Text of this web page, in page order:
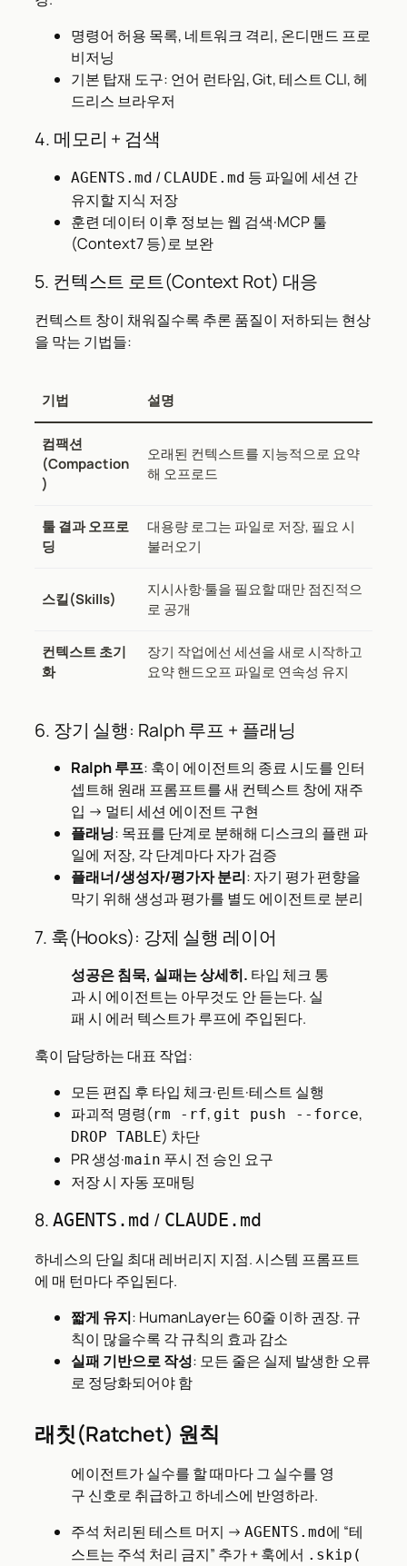
명령어 허용 목록, 네트워크 격리, 온디맨드 프로
비저닝
기본 탑재 도구: 언어 런타임, Git, 테스트 CLI, 헤
드리스 브라우저
4. 메모리 + 검색
AGENTS.md / CLAUDE.md 등 파일에 세션 간
유지할 지식 저장
훈련 데이터 이후 정보는 웹 검색·MCP 툴
(Context7 등)로 보완
5. 컨텍스트 로트(Context Rot) 대응
컨텍스트 창이 채워질수록 추론 품질이 저하되는 현상
을 막는 기법들:
기법 설명
컴팩션
(Compaction
)
오래된 컨텍스트를 지능적으로 요약
해 오프로드
툴 결과 오프로
딩
대용량 로그는 파일로 저장, 필요 시
불러오기
스킬(Skills)
지시사항·툴을 필요할 때만 점진적으
로 공개
컨텍스트 초기
화
장기 작업에선 세션을 새로 시작하고
요약 핸드오프 파일로 연속성 유지
6. 장기 실행: Ralph 루프 + 플래닝
Ralph 루프: 훅이 에이전트의 종료 시도를 인터
셉트해 원래 프롬프트를 새 컨텍스트 창에 재주
입 → 멀티 세션 에이전트 구현
플래닝: 목표를 단계로 분해해 디스크의 플랜 파
일에 저장, 각 단계마다 자가 검증
플래너/생성자/평가자 분리: 자기 평가 편향을
막기 위해 생성과 평가를 별도 에이전트로 분리
7. 훅(Hooks): 강제 실행 레이어
성공은 침묵, 실패는 상세히. 타입 체크 통
과 시 에이전트는 아무것도 안 듣는다. 실
패 시 에러 텍스트가 루프에 주입된다.
훅이 담당하는 대표 작업:
모든 편집 후 타입 체크·린트·테스트 실행
파괴적 명령(rm -rf, git push --force,
DROP TABLE) 차단
PR 생성·main 푸시 전 승인 요구
저장 시 자동 포매팅
8. AGENTS.md / CLAUDE.md
하네스의 단일 최대 레버리지 지점. 시스템 프롬프트
에 매 턴마다 주입된다.
짧게 유지: HumanLayer는 60줄 이하 권장. 규
칙이 많을수록 각 규칙의 효과 감소
실패 기반으로 작성: 모든 줄은 실제 발생한 오류
로 정당화되어야 함
래칫(Ratchet) 원칙
에이전트가 실수를 할 때마다 그 실수를 영
구 신호로 취급하고 하네스에 반영하라.
주석 처리된 테스트 머지 → AGENTS.md 에 “테
스트는 주석 처리 금지” 추가 + 훅에서 .skip(